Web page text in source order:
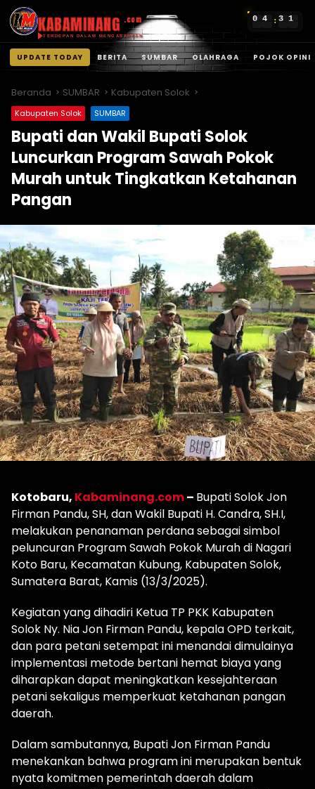
KABAMINANG .com
TERDEPAN DALAM MENGABARKAN
0 4 : 3 1
UPDATE TODAY BERITA SUMBAR OLAHRAGA POJOK OPINI
konten
Beranda SUMBAR Kabupaten Solok
Kabupaten Solok SUMBAR
Bupati dan Wakil Bupati Solok
Luncurkan Program Sawah Pokok
Murah untuk Tingkatkan Ketahanan
Pangan
Kotobaru, Kabaminang.com– Bupati Solok Jon
Firman Pandu, SH, dan Wakil Bupati H. Candra, SH.I,
melakukan penanaman perdana sebagai simbol
peluncuran Program Sawah Pokok Murah di Nagari
Koto Baru, Kecamatan Kubung, Kabupaten Solok,
Sumatera Barat, Kamis (13/3/2025).
Kegiatan yang dihadiri Ketua TP PKK Kabupaten
Solok Ny. Nia Jon Firman Pandu, kepala OPD terkait,
dan para petani setempat ini menandai dimulainya
implementasi metode bertani hemat biaya yang
diharapkan dapat meningkatkan kesejahteraan
petani sekaligus memperkuat ketahanan pangan
daerah.
Dalam sambutannya, Bupati Jon Firman Pandu
menekankan bahwa program ini merupakan bentuk
nyata komitmen pemerintah daerah dalam